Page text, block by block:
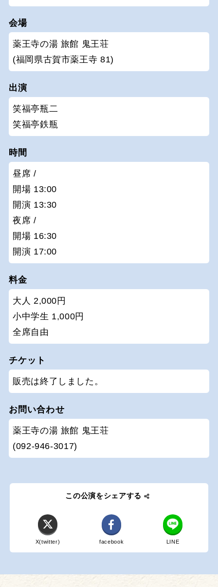
会場
薬王寺の湯 旅館 鬼王荘
(福岡県古賀市薬王寺 81)
出演
笑福亭瓶二
笑福亭鉄瓶
時間
昼席 /
開場 13:00
開演 13:30
夜席 /
開場 16:30
開演 17:00
料金
大人 2,000円
小中学生 1,000円
全席自由
チケット
販売は終了しました。
お問い合わせ
薬王寺の湯 旅館 鬼王荘
(092-946-3017)
この公演をシェアする
X(twitter) facebook LINE